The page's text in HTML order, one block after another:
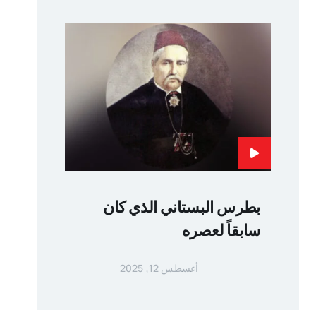
بطرس البستاني الذي كان
سابقاً لعصره
أغسطس 12, 2025